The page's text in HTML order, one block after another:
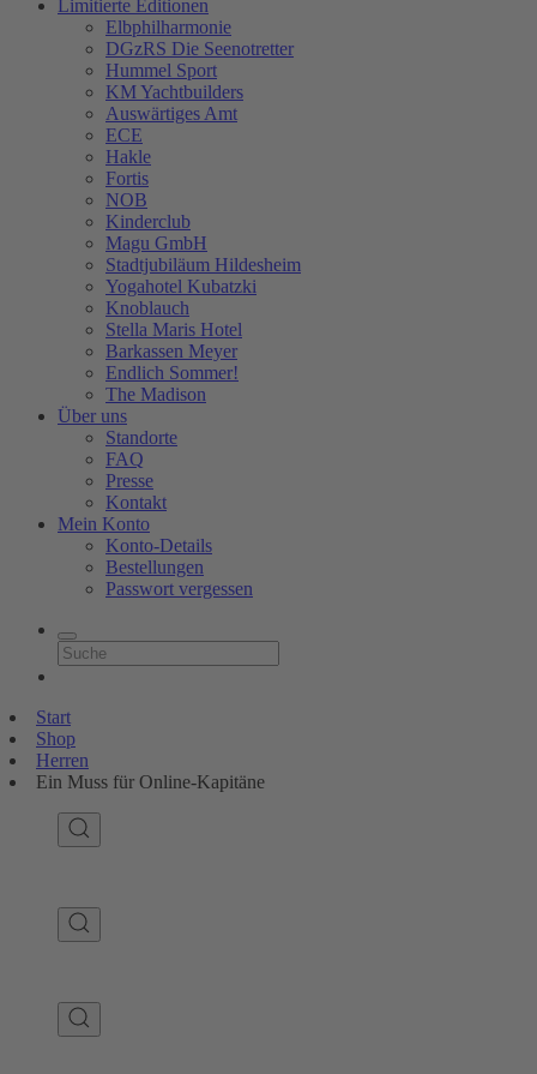
Limitierte Editionen
Elbphilharmonie
DGzRS Die Seenotretter
Hummel Sport
KM Yachtbuilders
Auswärtiges Amt
ECE
Hakle
Fortis
NOB
Kinderclub
Magu GmbH
Stadtjubiläum Hildesheim
Yogahotel Kubatzki
Knoblauch
Stella Maris Hotel
Barkassen Meyer
Endlich Sommer!
The Madison
Über uns
Standorte
FAQ
Presse
Kontakt
Mein Konto
Konto-Details
Bestellungen
Passwort vergessen
Start
Shop
Herren
Ein Muss für Online-Kapitäne